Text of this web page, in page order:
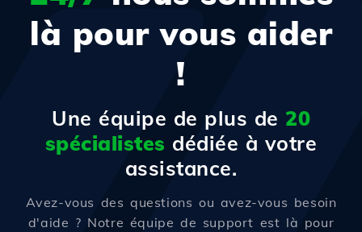
là pour vous aider
!
Une équipe de plus de 20
spécialistes dédiée à votre
assistance.
Avez-vous des questions ou avez-vous besoin
d'aide ? Notre équipe de support est là pour